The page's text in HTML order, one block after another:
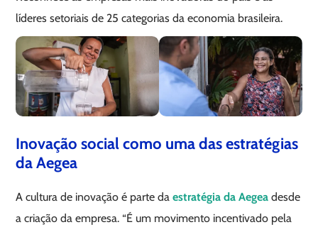
líderes setoriais de 25 categorias da economia brasileira.
Inovação social como uma das estratégias
da Aegea
A cultura de inovação é parte daestratégia da Aegea desde
a criação da empresa. “É um movimento incentivado pela